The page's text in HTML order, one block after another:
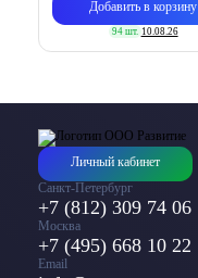
Добавить в корзину
94 шт. 10.08.26
Личный кабинет
Санкт-Петербург
+7 (812) 309 74 06
Москва
+7 (495) 668 10 22
Email